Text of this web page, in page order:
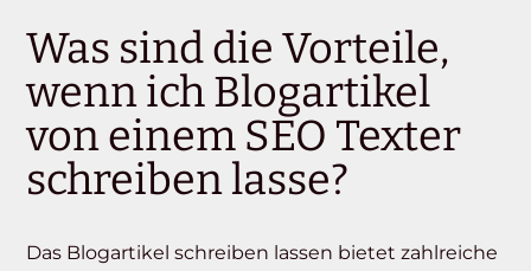
Was sind die Vorteile,
wenn ich Blogartikel
von einem SEO Texter
schreiben lasse?
Das Blogartikel schreiben lassen bietet zahlreiche